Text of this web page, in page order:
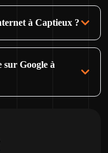
à Captieux ?
sur Google à